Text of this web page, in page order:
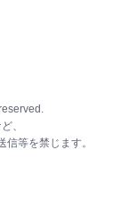
、
等を禁じます。